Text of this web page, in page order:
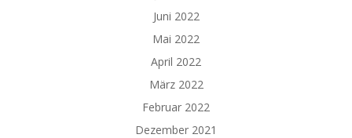
Juni 2022
Mai 2022
April 2022
März 2022
Februar 2022
Dezember 2021